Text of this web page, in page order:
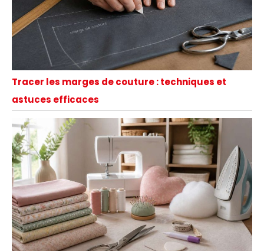
Tracer les marges de couture : techniques et
astuces efficaces